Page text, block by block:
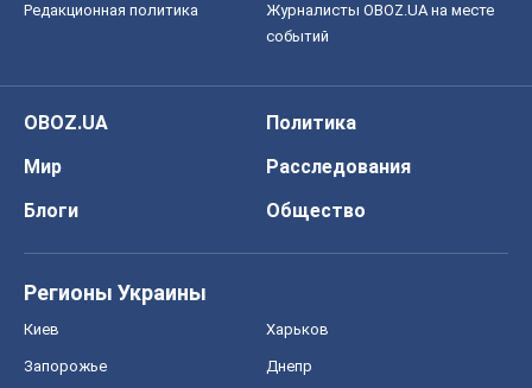
Редакционная политика
Журналисты OBOZ.UA на месте
событий
OBOZ.UA
Политика
Мир
Расследования
Блоги
Общество
Регионы Украины
Киев Харьков
Запорожье Днепр